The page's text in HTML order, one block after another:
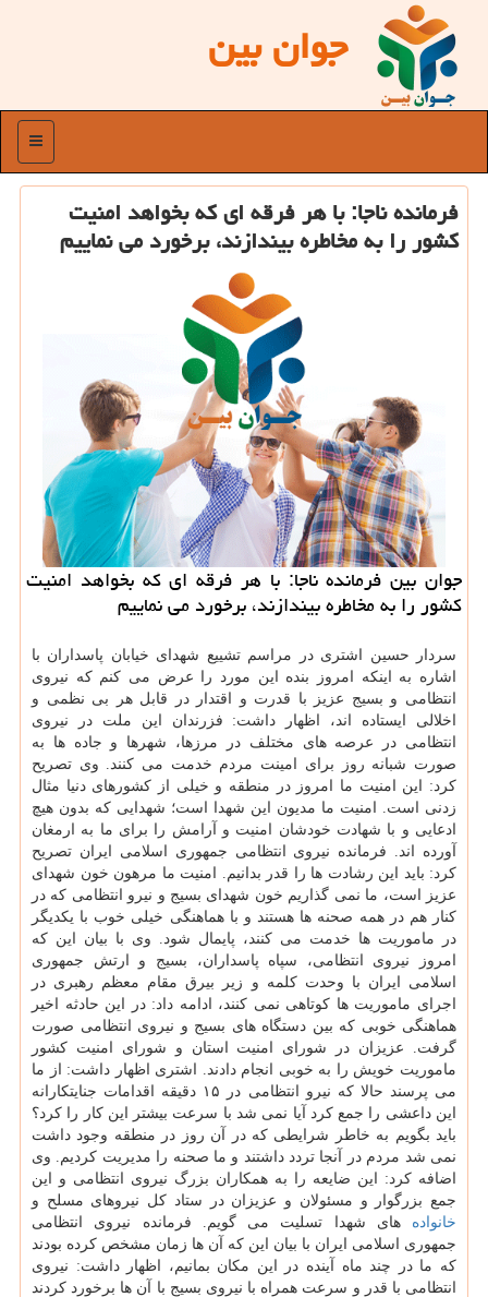
جوان بین
منو
فرمانده ناجا: با هر فرقه ای كه بخواهد امنیت
كشور را به مخاطره بیندازند، برخورد می نماییم
جوان بین فرمانده ناجا: با هر فرقه ای كه بخواهد امنیت
كشور را به مخاطره بیندازند، برخورد می نماییم
سردار حسین اشتری در مراسم تشییع شهدای خیابان پاسداران با
اشاره به اینكه امروز بنده این مورد را عرض می كنم كه نیروی
انتظامی و بسیج عزیز با قدرت و اقتدار در قابل هر بی نظمی و
اخلالی ایستاده اند، اظهار داشت: فزرندان این ملت در نیروی
انتظامی در عرصه های مختلف در مرزها، شهرها و جاده ها به
صورت شبانه روز برای امینت مردم خدمت می كنند. وی تصریح
كرد: این امنیت ما امروز در منطقه و خیلی از كشورهای دنیا مثال
زدنی است. امنیت ما مدیون این شهدا است؛ شهدایی كه بدون هیچ
ادعایی و با شهادت خودشان امنیت و آرامش را برای ما به ارمغان
آورده اند. فرمانده نیروی انتظامی جمهوری اسلامی ایران تصریح
كرد: باید این رشادت ها را قدر بدانیم. امنیت ما مرهون خون شهدای
عزیز است، ما نمی گذاریم خون شهدای بسیج و نیرو انتظامی كه در
كنار هم در همه صحنه ها هستند و با هماهنگی خیلی خوب با یكدیگر
در ماموریت ها خدمت می كنند، پایمال شود. وی با بیان این كه
امروز نیروی انتظامی، سپاه پاسداران، بسیج و ارتش جمهوری
اسلامی ایران با وحدت كلمه و زیر بیرق مقام معظم رهبری در
اجرای ماموریت ها كوتاهی نمی كنند، ادامه داد: در این حادثه اخیر
هماهنگی خوبی كه بین دستگاه های بسیج و نیروی انتظامی صورت
گرفت. عزیزان در شورای امنیت استان و شورای امنیت كشور
ماموریت خویش را به خوبی انجام دادند. اشتری اظهار داشت: از ما
می پرسند حالا كه نیرو انتظامی در ۱۵ دقیقه اقدامات جنایتكارانه
این داعشی را جمع كرد آیا نمی شد با سرعت بیشتر این كار را كرد؟
باید بگویم به خاطر شرایطی كه در آن روز در منطقه وجود داشت
نمی شد مردم در آنجا تردد داشتند و ما صحنه را مدیریت كردیم. وی
اضافه كرد: این ضایعه را به همكاران بزرگ نیروی انتظامی و این
جمع بزرگوار و مسئولان و عزیزان در ستاد كل نیروهای مسلح و
خانواده های شهدا تسلیت می گویم. فرمانده نیروی انتظامی
جمهوری اسلامی ایران با بیان این كه آن ها زمان مشخص كرده بودند
كه ما در چند ماه آینده در این مكان بمانیم، اظهار داشت: نیروی
انتظامی با قدر و سرعت همراه با نیروی بسیج با آن ها برخورد كردند